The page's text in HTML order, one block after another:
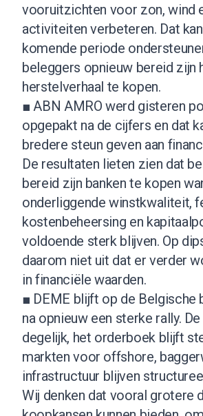
vooruitzichten voor zon, wind
activiteiten verbeteren. Dat
komende periode
beleggers opnieuw bereid zijn
herstelverhaal te kopen.
■ ABN AMRO werd gisteren
opgepakt na de cijfers en dat
bredere steun geven aan
De resultaten lieten zien dat
bereid zijn banken te kopen
onderliggende winstkwaliteit,
kostenbeheersing en
voldoende sterk blijven. Op
daarom niet uit dat er verder
in financiële waarden.
■ DEME blijft op de Belgische
na opnieuw een sterke rally.
degelijk, het orderboek blijft
markten voor offshore,
infrastructuur blijven
Wij denken dat vooral grotere